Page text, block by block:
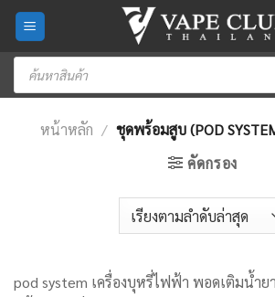
Skip
content
Products
search
หน้าหลัก / ชุดพร้อมสูบ (POD
คัดกรอง
pod system เครื่องบุหรี่ไฟฟ้า พอดเติมน้ำย